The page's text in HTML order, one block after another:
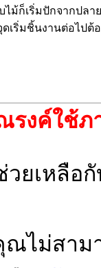
ไม้ก็เริ่มปักจากปล
เริ่มชิ้นงานต่อไปต้
รงค์ใช้ภ
ยเหลือ
คุณไม่สา